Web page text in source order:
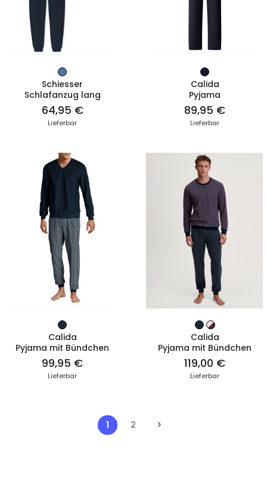
ZUM PRODUKT
Schiesser
Schlafanzug lang
64,95 €
Lieferbar
ZUM PRODUKT
Calida
Pyjama
89,95 €
Lieferbar
ZUM PRODUKT
Calida
Pyjama mit Bündchen
99,95 €
Lieferbar
ZUM PRODUKT
Calida
Pyjama mit Bündchen
119,00 €
Lieferbar
1 2